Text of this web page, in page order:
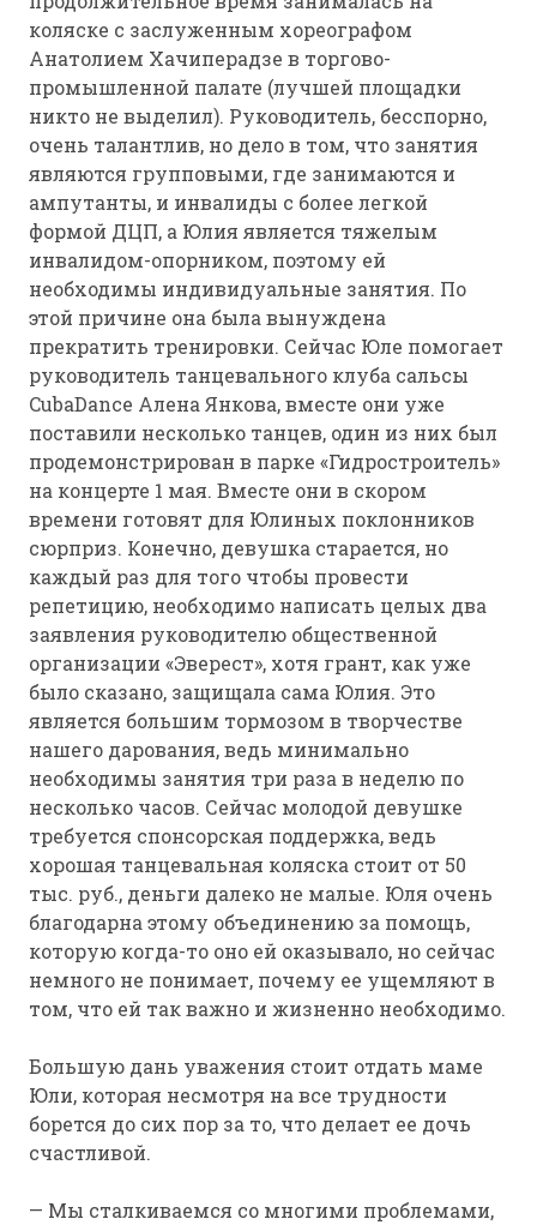
коляске с заслуженным хореографом
Анатолием Хачиперадзе в торгово-
промышленной палате (лучшей площадки
никто не выделил). Руководитель, бесспорно,
очень талантлив, но дело в том, что занятия
являются групповыми, где занимаются и
ампутанты, и инвалиды с более легкой
формой ДЦП, а Юлия является тяжелым
инвалидом-опорником, поэтому ей
необходимы индивидуальные занятия. По
этой причине она была вынуждена
прекратить тренировки. Сейчас Юле помогает
руководитель танцевального клуба сальсы
CubaDance Алена Янкова, вместе они уже
поставили несколько танцев, один из них был
продемонстрирован в парке «Гидростроитель»
на концерте 1 мая. Вместе они в скором
времени готовят для Юлиных поклонников
сюрприз. Конечно, девушка старается, но
каждый раз для того чтобы провести
репетицию, необходимо написать целых два
заявления руководителю общественной
организации «Эверест», хотя грант, как уже
было сказано, защищала сама Юлия. Это
является большим тормозом в творчестве
нашего дарования, ведь минимально
необходимы занятия три раза в неделю по
несколько часов. Сейчас молодой девушке
требуется спонсорская поддержка, ведь
хорошая танцевальная коляска стоит от 50
тыс. руб., деньги далеко не малые. Юля очень
благодарна этому объединению за помощь,
которую когда-то оно ей оказывало, но сейчас
немного не понимает, почему ее ущемляют в
том, что ей так важно и жизненно необходимо.
Большую дань уважения стоит отдать маме
Юли, которая несмотря на все трудности
борется до сих пор за то, что делает ее дочь
счастливой.
— Мы сталкиваемся со многими проблемами,